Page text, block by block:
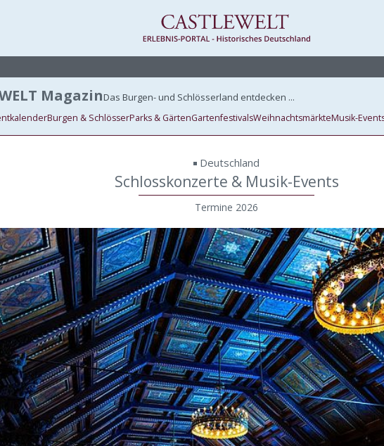
Deutschland
Schlosskonzerte & Musik-Events
Termine 2026
MagazinDas Burgen- und Schlösserland entdecken ...
Burgen & SchlösserParks & GärtenGartenfestivalsWeihnachtsmärkteMusik-